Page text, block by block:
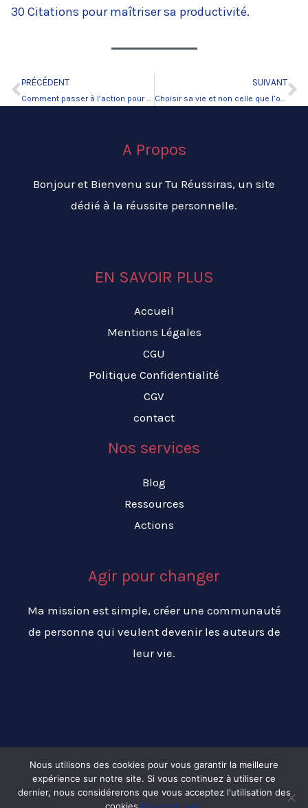
30 Citations pour maîtriser sa productivité.
Précédent
PRÉCÉDENT
Comment passer à l’action pour changer sa vie ?
SUIVANT
Choisir sa vie et non celle que l’on nous impose.
A Propos
Bonjour et Bienvenu sur Tu Réussiras, un site
dédié à la réussite personnelle.
EN SAVOIR PLUS
Accueil
Mentions Légales
CGU
Politique Confidentialité
CGV
contact
Nos services
Blog
Ressources
Actions
Agir pour changer
Ma mission est simple, créer une communauté
de personne qui veulent devenir les auteurs de
leur vie.
Copyright © 2026 Changer ma vie pour réussir ma vie
Nous utilisons des cookies pour vous garantir la meilleure
expérience sur notre site. Si vous continuez à utiliser ce
dernier, nous considérerons que vous acceptez l'utilisation des